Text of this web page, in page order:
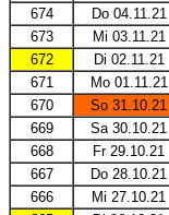
674
Do 04.11.21
673
Mi 03.11.21
672
Di 02.11.21
671
Mo 01.11.21
670
So 31.10.21
669
Sa 30.10.21
668
Fr 29.10.21
667
Do 28.10.21
666
Mi 27.10.21